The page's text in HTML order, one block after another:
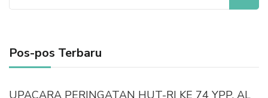
untuk:
Pos-pos Terbaru